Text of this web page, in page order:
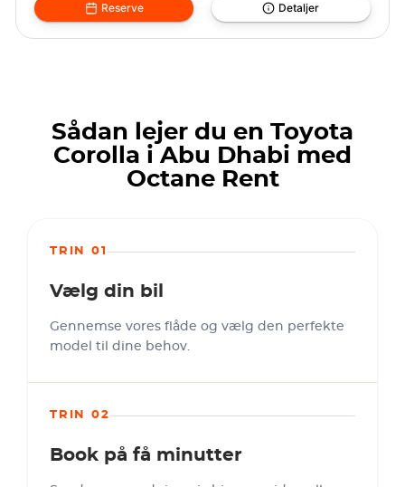
Reserve Detaljer
Sådan lejer du en Toyota
Corolla i Abu Dhabi med
Octane Rent
TRIN 01
Vælg din bil
Gennemse vores flåde og vælg den perfekte
model til dine behov.
TRIN 02
Book på få minutter